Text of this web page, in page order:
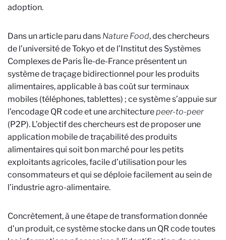
adoption.
Dans un article paru dans Nature Food, des chercheurs
de l’université de Tokyo et de l’Institut des Systèmes
Complexes de Paris Île-de-France présentent un
système de traçage bidirectionnel pour les produits
alimentaires, applicable à bas coût sur terminaux
mobiles (téléphones, tablettes) ; ce système s’appuie sur
l’encodage QR code et une architecturepeer-to-peer
(P2P). L’objectif des chercheurs est de proposer une
application mobile de traçabilité des produits
alimentaires qui soit bon marché pour les petits
exploitants agricoles, facile d’utilisation pour les
consommateurs et qui se déploie facilement au sein de
l’industrie agro-alimentaire.
Concrètement, à une étape de transformation donnée
d’un produit, ce système stocke dans un QR code toutes